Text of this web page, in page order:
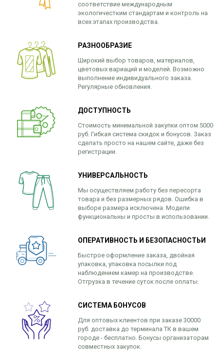
соответствие международным
экологичестким стандартам и контроль на
всех этапах производства.
РАЗНООБРАЗИЕ
Широкий выбор товаров, материалов,
цветовых вариаций и моделей. Возможно
выполнение индивидуального заказа.
Регулярные обновления.
ДОСТУПНОСТЬ
Стоимость минимальной закупки оптом 5000
руб. Гибкая система скидок и бонусов. Заказ
сделать просто на нашем сайте, даже без
регистрации.
УНИВЕРСАЛЬНОСТЬ
Мы осуществляем работу без пересорта
товара и без размерных рядов. Ошибка в
выборе размера исключена. Модели
функциональны и просты в использовании.
ОПЕРАТИВНОСТЬ И БЕЗОПАСНОСТЬИ
Быстрое оформление заказа, двойная
упаковка, упаковка посылки под
наблюдением камер на производстве.
Отгрузка в течение суток после оплаты.
СИСТЕМА БОНУСОВ
Для оптовых клиентов при заказе 30000
руб. доставка до терминала ТК в вашем
городе - бесплатно. Бонусы организаторам
совместных закупок.